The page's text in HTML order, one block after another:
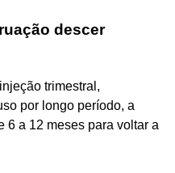
descer
trimestral,
por longo período, a
6 a 12 meses para voltar a